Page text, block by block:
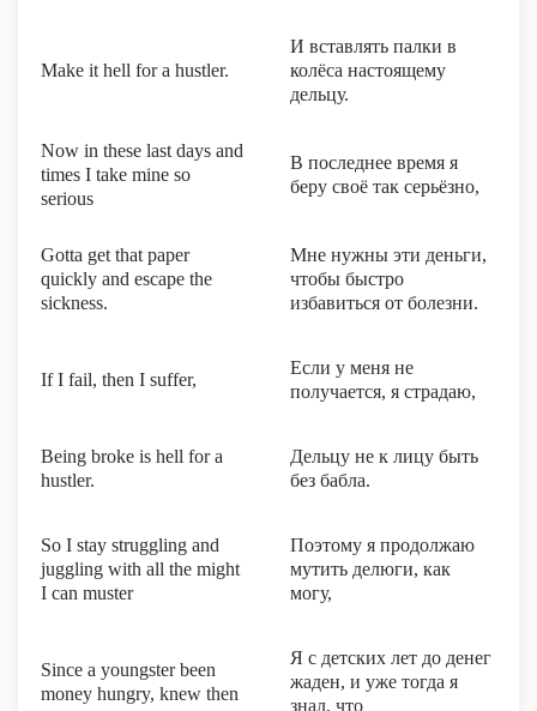
Make it hell for a hustler.
И вставлять палки в
колёса настоящему
дельцу.
Now in these last days and
times I take mine so
serious
В последнее время я
беру своё так серьёзно,
Gotta get that paper
quickly and escape the
sickness.
Мне нужны эти деньги,
чтобы быстро
избавиться от болезни.
If I fail, then I suffer,
Если у меня не
получается, я страдаю,
Being broke is hell for a
hustler.
Дельцу не к лицу быть
без бабла.
So I stay struggling and
juggling with all the might
I can muster
Поэтому я продолжаю
мутить делюги, как
могу,
Since a youngster been
money hungry, knew then
Я с детских лет до денег
жаден, и уже тогда я
знал, что